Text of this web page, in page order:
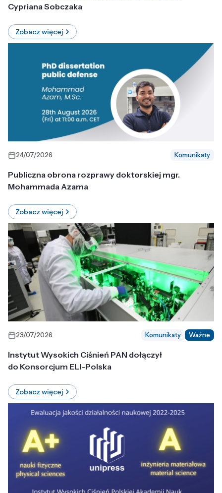
Cypriana Sobczaka
Zobacz więcej
24/07/2026 Komunikaty
Publiczna obrona rozprawy doktorskiej mgr.
Mohammada Azama
Zobacz więcej
23/07/2026 Komunikaty Ważne
Instytut Wysokich Ciśnień PAN dołączył
do Konsorcjum ELI-Polska
Zobacz więcej